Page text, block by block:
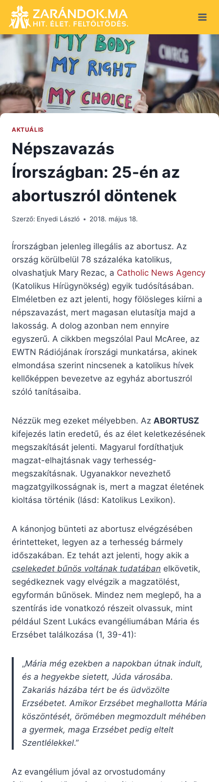
content
AKTUÁLIS
Népszavazás
Írországban: 25-én az
abortuszról döntenek
Szerző: Enyedi László 2018. május 18.
Írországban jelenleg illegális az abortusz. Az
ország körülbelül 78 százaléka katolikus,
olvashatjuk Mary Rezac, a Catholic News Agency
(Katolikus Hírügynökség) egyik tudósításában.
Elméletben ez azt jelenti, hogy fölösleges kiírni a
népszavazást, mert magasan elutasítja majd a
lakosság. A dolog azonban nem ennyire
egyszerű. A cikkben megszólal Paul McAree, az
EWTN Rádiójának írországi munkatársa, akinek
elmondása szerint nincsenek a katolikus hívek
kellőképpen bevezetve az egyház abortuszról
szóló tanításaiba.
Nézzük meg ezeket mélyebben. Az ABORTUSZ
kifejezés latin eredetű, és az élet keletkezésének
megszakítását jelenti. Magyarul fordíthatjuk
magzat-elhajtásnak vagy terhesség-
megszakításnak. Ugyanakkor nevezhető
magzatgyilkosságnak is, mert a magzat életének
kioltása történik (lásd: Katolikus Lexikon).
A kánonjog bünteti az abortusz elvégzésében
érintetteket, legyen az a terhesség bármely
időszakában. Ez tehát azt jelenti, hogy akik a
cselekedet bűnös voltának tudatában elkövetik,
segédkeznek vagy elvégzik a magzatölést,
egyformán bűnösek. Mindez nem meglepő, ha a
szentírás ide vonatkozó részeit olvassuk, mint
például Szent Lukács evangéliumában Mária és
Erzsébet találkozása (1, 39-41):
„Mária még ezekben a napokban útnak indult,
és a hegyekbe sietett, Júda városába.
Zakariás házába tért be és üdvözölte
Erzsébetet. Amikor Erzsébet meghallotta Mária
köszöntését, örömében megmozdult méhében
a gyermek, maga Erzsébet pedig eltelt
Szentlélekkel.”
Az evangélium jóval az orvostudomány